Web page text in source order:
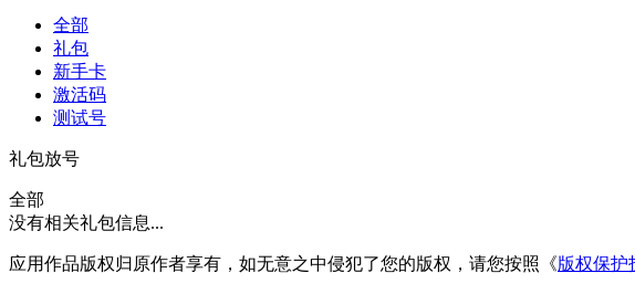
全部
礼包
新手卡
激活码
测试号
礼包放号
全部
没有相关礼包信息...
应用作品版权归原作者享有，如无意之中侵犯了您的版权，请您按照《版权保护